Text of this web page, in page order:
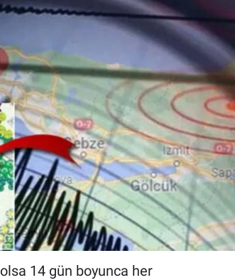
14 gün boyunca her